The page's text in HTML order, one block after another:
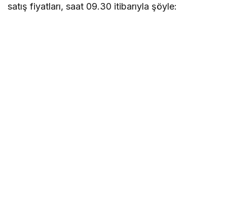
satış fiyatları, saat 09.30 itibarıyla şöyle: